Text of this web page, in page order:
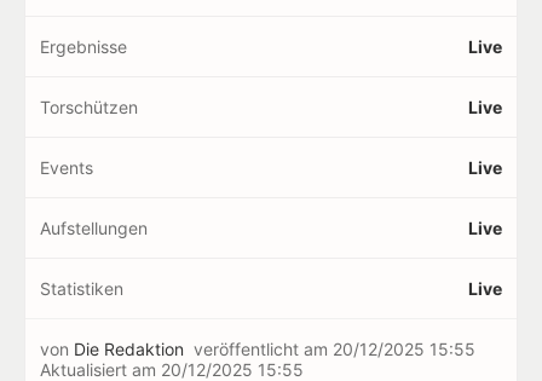
Ergebnisse Live
Torschützen Live
Events Live
Aufstellungen Live
Statistiken Live
von Die Redaktion veröffentlicht am 20/12/2025 15:55
Aktualisiert am 20/12/2025 15:55